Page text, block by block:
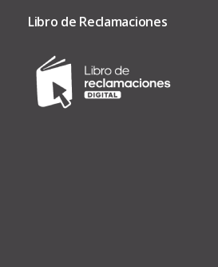
Libro de Reclamaciones